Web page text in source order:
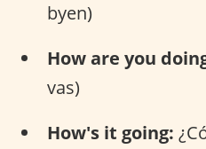
byen)
How are you
vas)
How's it going: